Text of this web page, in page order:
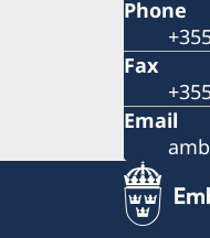
Phone
Fax
Email